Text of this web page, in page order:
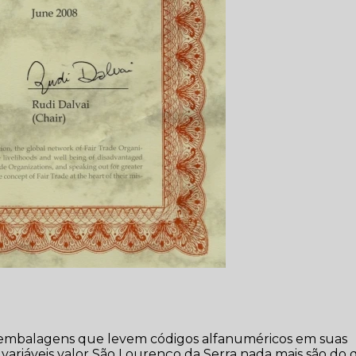
que levem códigos alfanuméricos em suas